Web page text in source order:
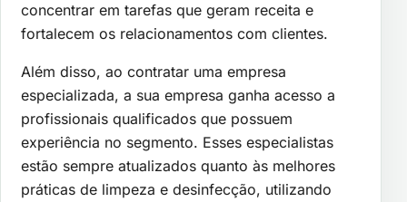
concentrar em tarefas que geram receita e
fortalecem os relacionamentos com clientes.
Além disso, ao contratar uma empresa
especializada, a sua empresa ganha acesso a
profissionais qualificados que possuem
experiência no segmento. Esses especialistas
estão sempre atualizados quanto às melhores
práticas de limpeza e desinfecção, utilizando